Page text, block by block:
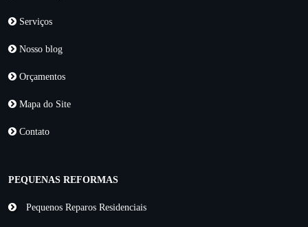
Serviços
Nosso blog
Orçamentos
Mapa do Site
Contato
PEQUENAS REFORMAS
Pequenos Reparos Residenciais